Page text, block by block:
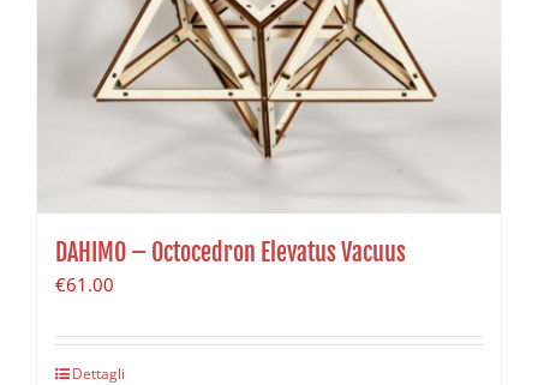
DAHIMO – Octocedron Elevatus Vacuus
€61.00
Dettagli